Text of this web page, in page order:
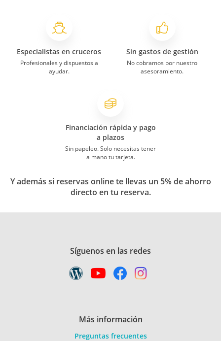
Especialistas en cruceros
Profesionales y dispuestos a
ayudar.
Sin gastos de gestión
No cobramos por nuestro
asesoramiento.
Financiación rápida y pago
a plazos
Sin papeleo. Solo necesitas tener
a mano tu tarjeta.
Y además si reservas online te llevas un 5% de ahorro
directo en tu reserva.
Síguenos en las redes
Más información
Preguntas frecuentes